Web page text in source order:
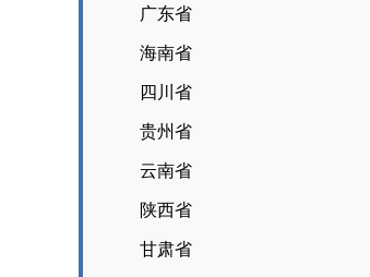
广东省
海南省
四川省
贵州省
云南省
陕西省
甘肃省